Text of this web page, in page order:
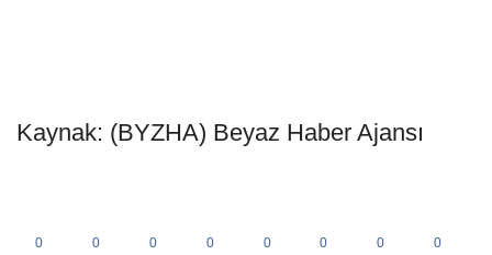
Kaynak: (BYZHA) Beyaz Haber Ajansı